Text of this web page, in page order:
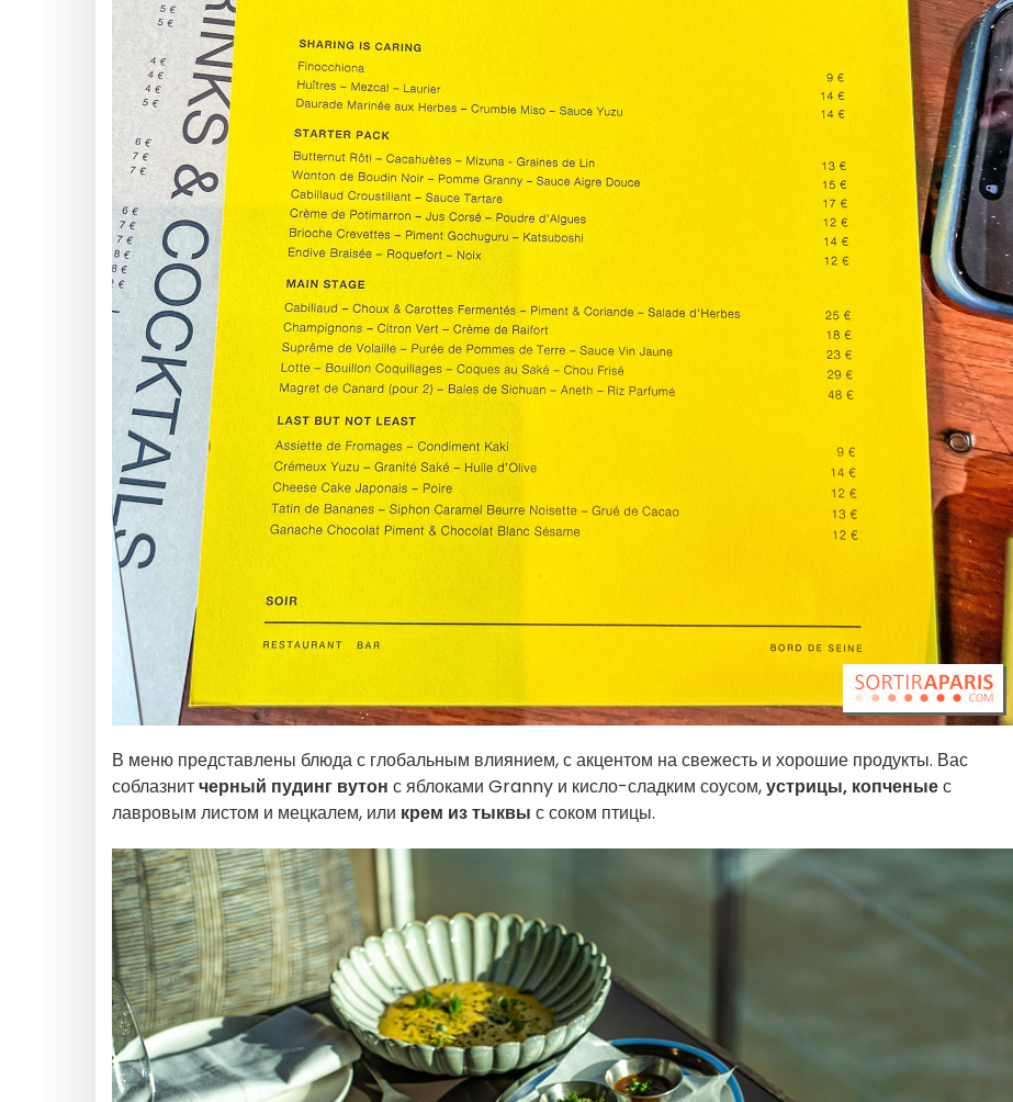
В меню представлены блюда с глобальным влиянием, с акцентом на свежесть и хорошие продукты. Вас
соблазнитчерный пудинг вутон с яблоками Granny и кисло-сладким соусом,устрицы, копченыес
лавровым листом и мецкалем, или крем из тыквы с соком птицы.